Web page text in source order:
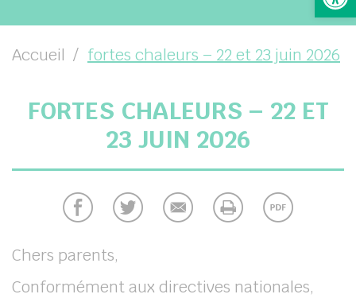
( ENFANCE ET SCOLARITÉ )
Accueil fortes chaleurs – 22 et 23 juin 2026
FORTES CHALEURS – 22 ET
23 JUIN 2026
Chers parents,
Conformément aux directives nationales,